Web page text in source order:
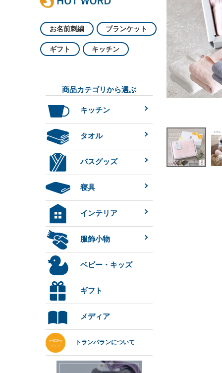
お名前刺繍 ブランケット
ギフト キッチン
商品カテゴリから選ぶ
キッチン
タオル
バスグッズ
寝具
インテリア
服飾小物
ベビー・キッズ
ギフト
メディア
トランパランについて